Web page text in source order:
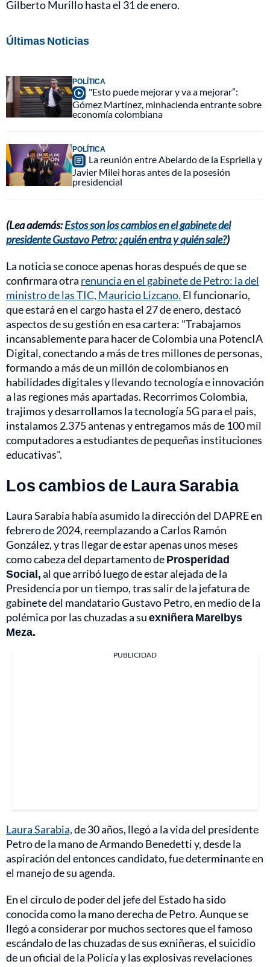
Gilberto Murillo hasta el 31 de enero.
Últimas Noticias
POLÍTICA
"Esto puede mejorar y va a mejorar”:
Gómez Martínez, minhacienda entrante sobre
economía colombiana
POLÍTICA
La reunión entre Abelardo de la Espriella y
Javier Milei horas antes de la posesión
presidencial
(Lea además:Estos son los cambios en el gabinete del
presidente Gustavo Petro: ¿quién entra y quién sale?)
La noticia se conoce apenas horas después de que se
confirmara otra renuncia en el gabinete de Petro: la del
ministro de las TIC, Mauricio Lizcano. El funcionario,
que estará en el cargo hasta el 27 de enero, destacó
aspectos de su gestión en esa cartera: "Trabajamos
incansablemente para hacer de Colombia una PotencIA
Digital, conectando a más de tres millones de personas,
formando a más de un millón de colombianos en
habilidades digitales y llevando tecnología e innovación
a las regiones más apartadas. Recorrimos Colombia,
trajimos y desarrollamos la tecnología 5G para el pais,
instalamos 2.375 antenas y entregamos más de 100 mil
computadores a estudiantes de pequeñas instituciones
educativas".
Los cambios de Laura Sarabia
Laura Sarabia había asumido la dirección del DAPRE en
febrero de 2024, reemplazando a Carlos Ramón
González, y tras llegar de estar apenas unos meses
como cabeza del departamento deProsperidad
Social,al que arribó luego de estar alejada de la
Presidencia por un tiempo, tras salir de la jefatura de
gabinete del mandatario Gustavo Petro, en medio de la
polémica por las chuzadas a suexniñera Marelbys
Meza.
PUBLICIDAD
Laura Sarabia,de 30 años, llegó a la vida del presidente
Petro de la mano de Armando Benedetti y, desde la
aspiración del entonces candidato, fue determinante en
el manejo de su agenda.
En el círculo de poder del jefe del Estado ha sido
conocida como la mano derecha de Petro. Aunque se
llegó a considerar por muchos sectores que el famoso
escándalo de las chuzadas de sus exniñeras, el suicidio
de un oficial de la Policía y las explosivas revelaciones